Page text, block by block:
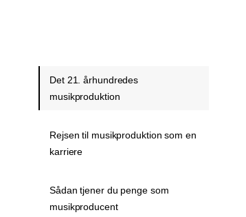
Det 21. århundredes
musikproduktion
Rejsen til musikproduktion som en
karriere
Sådan tjener du penge som
musikproducent